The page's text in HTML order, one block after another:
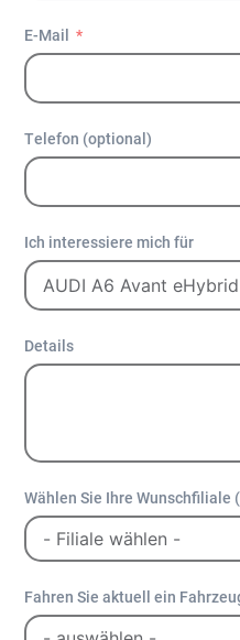
E-Mail
Telefon (optional)
Ich interessiere mich für
Details
Wählen Sie Ihre Wunschfiliale
Fahren Sie aktuell ein